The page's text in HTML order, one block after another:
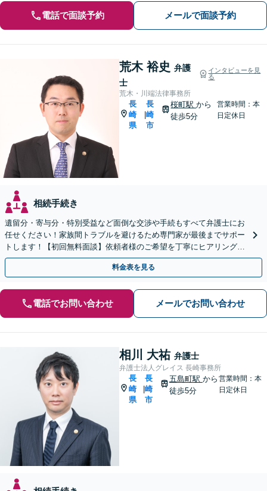
電話で面談予約 メールで面談予約
荒木 裕史 弁護
士
インタビューを見
る
荒木・川端法律事務所
長
崎
県
長
崎
市
桜町駅から
徒歩5分
営業時間：本
日定休日
相続手続き
遺留分・寄与分・特別受益など面倒な交渉や手続もすべて弁護士にお
任せください！家族間トラブルを避けるため専門家が最後までサポー
トします！【初回無料面談】依頼者様のご希望を丁寧にヒアリング！
遺言書作成もご相談ください。
料金表を見る
電話でお問い合わせ メールでお問い合わせ
相川 大祐 弁護士
弁護士法人グレイス 長崎事務所
長
崎
県
|
長
崎
市
五島町駅 から
徒歩5分
営業時間：本
日定休日